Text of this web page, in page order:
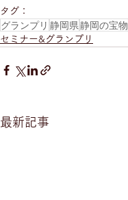
タグ：
グランプリ 静岡県静岡の宝物
セミナー&グランプリ
最新記事